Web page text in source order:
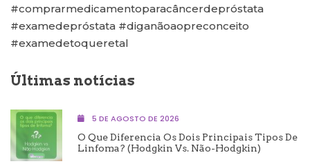
#comprarmedicamentoparacâncerdepróstata
#examedepróstata #diganãoaopreconceito
#examedetoqueretal
Últimas notícias
5 DE AGOSTO DE 2026
O Que Diferencia Os Dois Principais Tipos De
Linfoma? (Hodgkin Vs. Não-Hodgkin)